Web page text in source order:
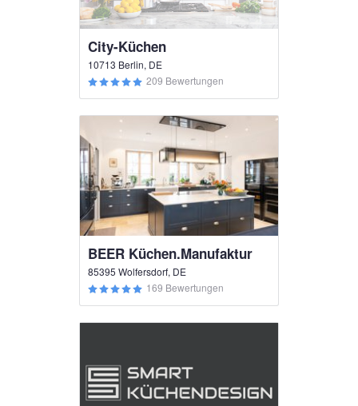
City-Küchen
10713 Berlin, DE
209 Bewertungen
BEER Küchen.Manufaktur
85395 Wolfersdorf, DE
169 Bewertungen